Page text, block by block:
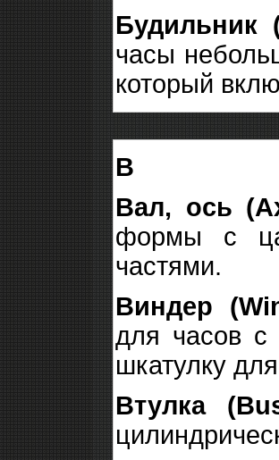
Будильник
часы
который
В
Вал, ось
формы с
частями.
Виндер
для часов с
шкатулку
Втулка